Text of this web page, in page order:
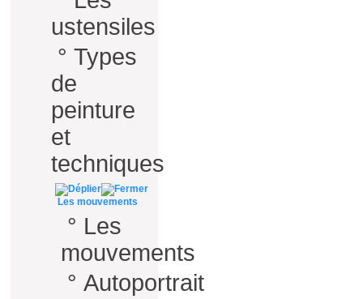
ustensiles
° Types
de
peinture
et
techniques
Les mouvements
° Les
mouvements
° Autoportrait